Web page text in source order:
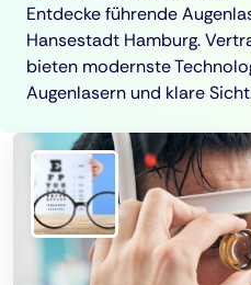
Entdecke führende
Hansestadt Hamburg.
bieten modernste
Augenlasern und klare